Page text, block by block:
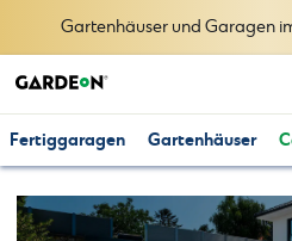
Gartenhäuser und Garagen
Fertiggaragen Gartenhäuser